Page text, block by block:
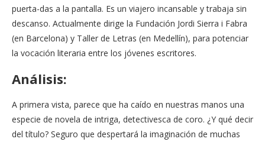
puerta-das a la pantalla. Es un viajero incansable y trabaja sin
descanso. Actualmente dirige la Fundación Jordi Sierra i Fabra
(en Barcelona) y Taller de Letras (en Medellín), para potenciar
la vocación literaria entre los jóvenes escritores.
Análisis:
A primera vista, parece que ha caído en nuestras manos una
especie de novela de intriga, detectivesca de coro. ¿Y qué decir
del título? Seguro que despertará la imaginación de muchas